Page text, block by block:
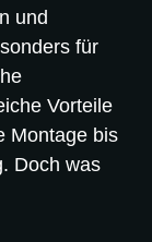
und
für
Vorteile
Montage bis
Doch was